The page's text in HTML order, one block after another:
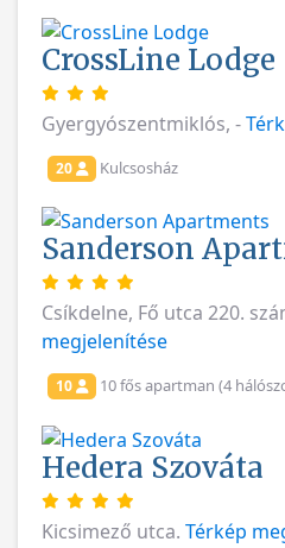
CrossLine Lodge
Gyergyószentmiklós, -
20 Kulcsosház
Sanderson
Csíkdelne, Fő utca 220.
megjelenítése
10 10 fős apartman (4
Hedera Szováta
Kicsimező utca. Térkép